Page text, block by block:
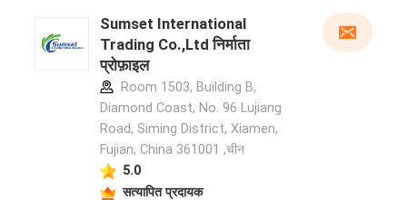
Sumset International
Trading Co.,Ltd निर्माता
प्रोफ़ाइल
Room 1503, Building B,
Diamond Coast, No. 96 Lujiang
Road, Siming District, Xiamen,
Fujian, China 361001 ,चीन
5.0
सत्यापित प्रदायक